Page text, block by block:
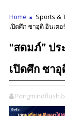
Home Sports &
เปิดศึก ซาอุดิ อินเต
“สดมภ์” ป
เปิดศึก ซา